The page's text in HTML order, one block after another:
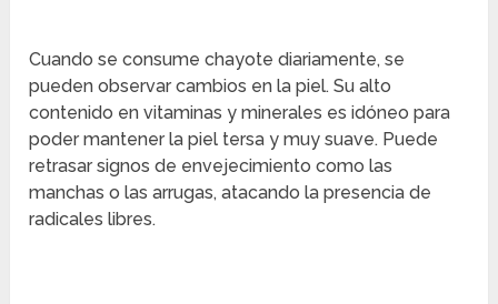
Cuando se consume chayote diariamente, se
pueden observar cambios en la piel. Su alto
contenido en vitaminas y minerales es idóneo para
poder mantener la piel tersa y muy suave. Puede
retrasar signos de envejecimiento como las
manchas o las arrugas, atacando la presencia de
radicales libres.